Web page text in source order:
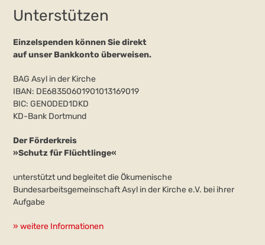
Unterstützen
Einzelspenden können Sie direkt
auf unser Bankkonto überweisen.
BAG Asyl in der Kirche
IBAN: DE68350601901013169019
BIC: GENODED1DKD
KD-Bank Dortmund
Der Förderkreis
»Schutz für Flüchtlinge«
unterstützt und begleitet die Ökumenische
Bundesarbeitsgemeinschaft Asyl in der Kirche e.V. bei ihrer
Aufgabe
» weitere Informationen